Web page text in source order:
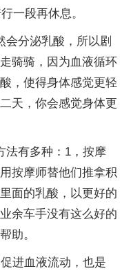
一段再休息。
会分泌乳酸，所以剧
骑骑，因为血液循环
，使得身体感觉更轻
天，你会感觉身体更
法有多种：1，按摩
按摩师替他们推拿积
面的乳酸，以更好的
余车手没有这么好的
助。
进血液流动，也是